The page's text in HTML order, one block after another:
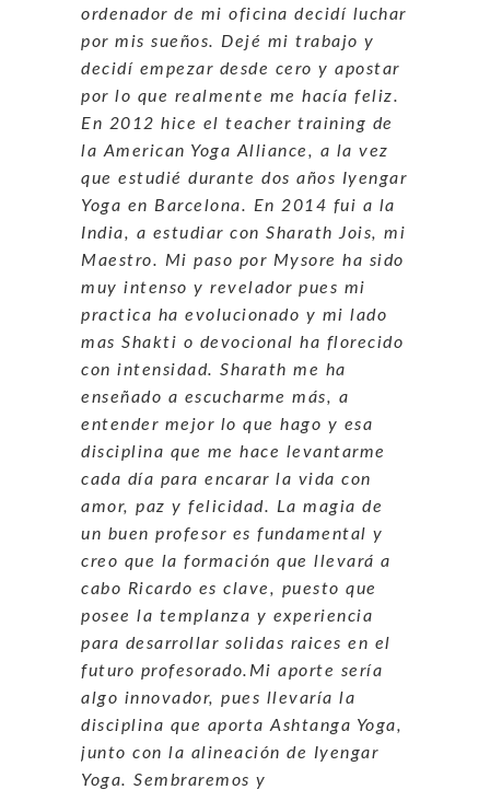
ordenador de mi oficina decidí luchar
por mis sueños. Dejé mi trabajo y
decidí empezar desde cero y apostar
por lo que realmente me hacía feliz.
En 2012 hice el teacher training de
la American Yoga Alliance, a la vez
que estudié durante dos años Iyengar
Yoga en Barcelona. En 2014 fui a la
India, a estudiar con Sharath Jois, mi
Maestro. Mi paso por Mysore ha sido
muy intenso y revelador pues mi
practica ha evolucionado y mi lado
mas Shakti o devocional ha florecido
con intensidad. Sharath me ha
enseñado a escucharme más, a
entender mejor lo que hago y esa
disciplina que me hace levantarme
cada día para encarar la vida con
amor, paz y felicidad. La magia de
un buen profesor es fundamental y
creo que la formación que llevará a
cabo Ricardo es clave, puesto que
posee la templanza y experiencia
para desarrollar solidas raices en el
futuro profesorado.Mi aporte sería
algo innovador, pues llevaría la
disciplina que aporta Ashtanga Yoga,
junto con la alineación de Iyengar
Yoga. Sembraremos y